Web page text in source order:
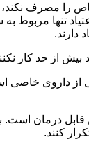
را مصرف
تنها مربوط
دارند.
بیش از حد کار
داروی خاصی
درمان است.
کنند.